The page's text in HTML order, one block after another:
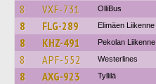
8 VXF-731 OlliBus
8 FLG-289 Elimäen Liikenne
8 KHZ-491 Pekolan Liikenne
8 APF-552 Westerlines
8 AXG-923 Tyllilä